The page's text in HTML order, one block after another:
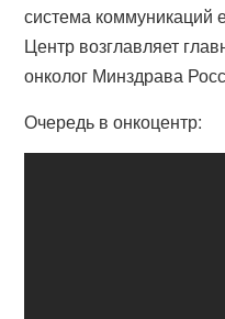
система коммуникаций
Центр возглавляет
онколог Минздрава
Очередь в онкоцентр: